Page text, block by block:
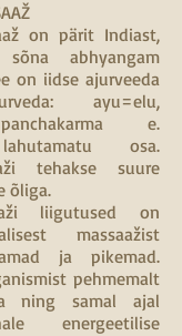
on pärit Indiast,
abhyangam
on iidse ajurveeda
ayu=elu,
e.
osa.
tehakse suure
õliga.
liigutused on
massaažist
ja pikemad.
pehmemalt
ning samal ajal
energeetilise